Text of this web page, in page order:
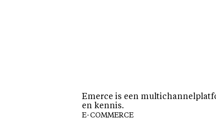
Emerce is een
en kennis.
E-COMMERCE